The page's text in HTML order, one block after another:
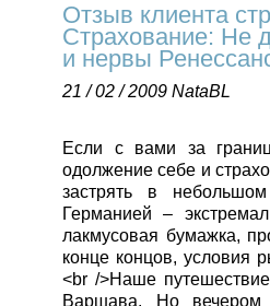
Отзыв клиента
Страхование: Не
и нервы
21 / 02 / 2009 NataBL
Если с вами за
одолжение себе и
застрять в
Германией –
лакмусовая бумажка,
конце концов, условия
<br />Наше
Варшава. Но